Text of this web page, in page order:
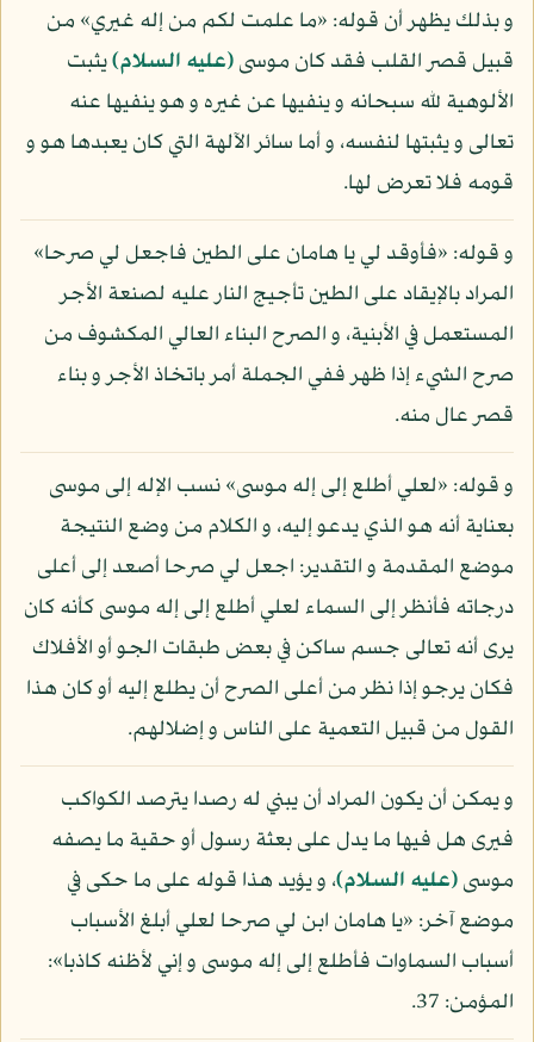
و بذلك يظهر أن قوله: «ما علمت لكم من إله غيري» من
قبيل قصر القلب فقد كان موسى(عليه السلام)يثبت
الألوهية لله سبحانه و ينفيها عن غيره و هو ينفيها عنه
تعالى و يثبتها لنفسه، و أما سائر الآلهة التي كان يعبدها هو و
قومه فلا تعرض لها.
و قوله: «فأوقد لي يا هامان على الطين فاجعل لي صرحا»
المراد بالإيقاد على الطين تأجيج النار عليه لصنعة الأجر
المستعمل في الأبنية، و الصرح البناء العالي المكشوف من
صرح الشيء إذا ظهر ففي الجملة أمر باتخاذ الأجر و بناء
قصر عال منه.
و قوله: «لعلي أطلع إلى إله موسى» نسب الإله إلى موسى
بعناية أنه هو الذي يدعو إليه، و الكلام من وضع النتيجة
موضع المقدمة و التقدير: اجعل لي صرحا أصعد إلى أعلى
درجاته فأنظر إلى السماء لعلي أطلع إلى إله موسى كأنه كان
يرى أنه تعالى جسم ساكن في بعض طبقات الجو أو الأفلاك
فكان يرجو إذا نظر من أعلى الصرح أن يطلع إليه أو كان هذا
القول من قبيل التعمية على الناس و إضلالهم.
و يمكن أن يكون المراد أن يبني له رصدا يترصد الكواكب
فيرى هل فيها ما يدل على بعثة رسول أو حقية ما يصفه
موسى(عليه السلام)، و يؤيد هذا قوله على ما حكى في
موضع آخر: «يا هامان ابن لي صرحا لعلي أبلغ الأسباب
أسباب السماوات فأطلع إلى إله موسى و إني لأظنه كاذبا»:
المؤمن: 37.